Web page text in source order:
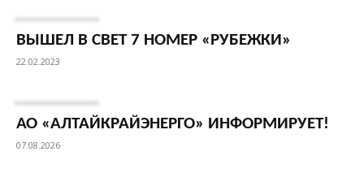
ВЫШЕЛ В СВЕТ 7 НОМЕР «РУБЕЖКИ»
22.02.2023
АО «АЛТАЙКРАЙЭНЕРГО» ИНФОРМИРУЕТ!
07.08.2026